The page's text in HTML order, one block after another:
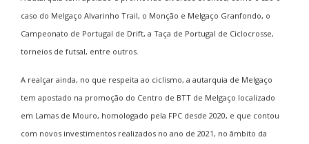
caso do Melgaço Alvarinho Trail, o Monção e Melgaço Granfondo, o
Campeonato de Portugal de Drift, a Taça de Portugal de Ciclocrosse,
torneios de futsal, entre outros.
A realçar ainda, no que respeita ao ciclismo, a autarquia de Melgaço
tem apostado na promoção do Centro de BTT de Melgaço localizado
em Lamas de Mouro, homologado pela FPC desde 2020, e que contou
com novos investimentos realizados no ano de 2021, no âmbito da